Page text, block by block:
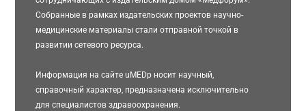
Собранные в рамках издательских проектов научно-
медицинские материалы стали отправной точкой в
развитии сетевого ресурса.
Информация на сайте uMEDp носит научный,
справочный характер, предназначена исключительно
для специалистов здравоохранения.